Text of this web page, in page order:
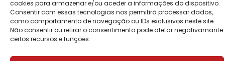
cookies para armazenar e/ou aceder a informações do dispositivo.
Consentir com essas tecnologias nos permitirá processar dados,
como comportamento de navegação ou IDs exclusivos neste site.
Não consentir ou retirar o consentimento pode afetar negativamante
certos recursos e funções.
© Copyright 2026 Saída de Emergência. Todos os
direitos reservados.